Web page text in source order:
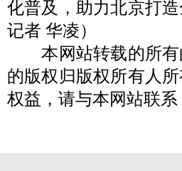
化普及，助力北京打
记者 华凌）
本网站转载的所有
的版权归版权所有人
权益，请与本网站联